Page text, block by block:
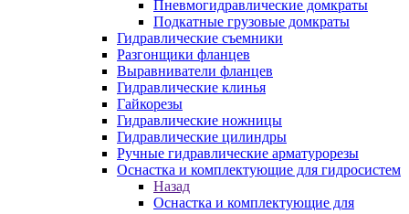
Пневмогидравлические домкраты
Подкатные грузовые домкраты
Гидравлические съемники
Разгонщики фланцев
Выравниватели фланцев
Гидравлические клинья
Гайкорезы
Гидравлические ножницы
Гидравлические цилиндры
Ручные гидравлические арматурорезы
Оснастка и комплектующие для гидросистем
Назад
Оснастка и комплектующие для